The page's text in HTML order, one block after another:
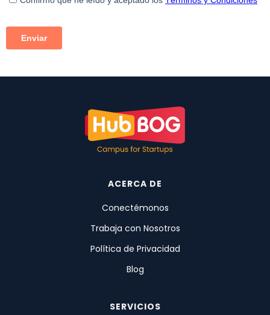
ACERCA DE
Conectémonos
Trabaja con Nosotros
Política de Privacidad
Blog
SERVICIOS